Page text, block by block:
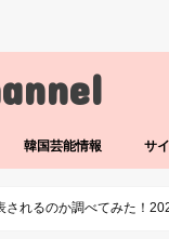
韓国芸能情報 サ
れるのか調べてみた！